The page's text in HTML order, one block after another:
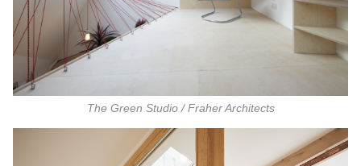
The Green Studio / Fraher Architects